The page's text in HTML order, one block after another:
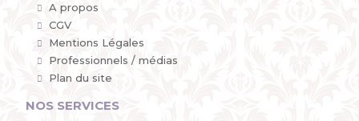
A propos
CGV
Mentions Légales
Professionnels / médias
Plan du site
NOS SERVICES